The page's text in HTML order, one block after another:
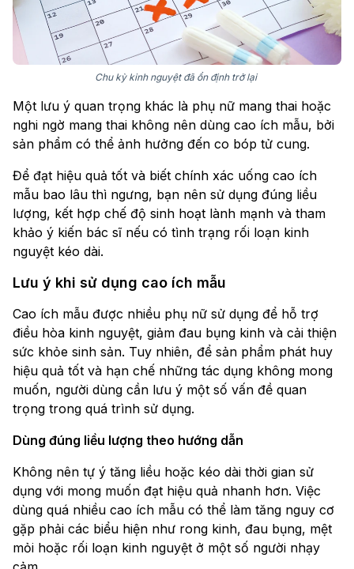
Chu kỳ kinh nguyệt đã ổn định trở lại
Một lưu ý quan trọng khác là phụ nữ mang thai hoặc
nghi ngờ mang thai không nên dùng cao ích mẫu, bởi
sản phẩm có thể ảnh hưởng đến co bóp tử cung.
Để đạt hiệu quả tốt và biết chính xác uống cao ích
mẫu bao lâu thì ngưng, bạn nên sử dụng đúng liều
lượng, kết hợp chế độ sinh hoạt lành mạnh và tham
khảo ý kiến bác sĩ nếu có tình trạng rối loạn kinh
nguyệt kéo dài.
Lưu ý khi sử dụng cao ích mẫu
Cao ích mẫu được nhiều phụ nữ sử dụng để hỗ trợ
điều hòa kinh nguyệt, giảm đau bụng kinh và cải thiện
sức khỏe sinh sản. Tuy nhiên, để sản phẩm phát huy
hiệu quả tốt và hạn chế những tác dụng không mong
muốn, người dùng cần lưu ý một số vấn đề quan
trọng trong quá trình sử dụng.
Dùng đúng liều lượng theo hướng dẫn
Không nên tự ý tăng liều hoặc kéo dài thời gian sử
dụng với mong muốn đạt hiệu quả nhanh hơn. Việc
dùng quá nhiều cao ích mẫu có thể làm tăng nguy cơ
gặp phải các biểu hiện như rong kinh, đau bụng, mệt
mỏi hoặc rối loạn kinh nguyệt ở một số người nhạy